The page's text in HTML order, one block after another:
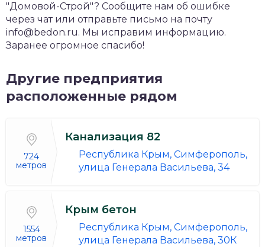
"Домовой-Строй"? Сообщите нам об ошибке
через чат или отправьте письмо на почту
info@bedon.ru. Мы исправим информацию.
Заранее огромное спасибо!
Другие предприятия
расположенные рядом
724
метров
Канализация 82
Республика Крым, Симферополь,
улица Генерала Васильева, 34
1554
метров
Крым бетон
Республика Крым, Симферополь,
улица Генерала Васильева, 30К